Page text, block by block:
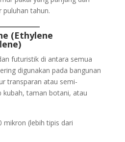
puluhan tahun.
(Ethylene
futuristik di antara semua
digunakan pada bangunan
transparan atau semi-
kubah, taman botani, atau
mikron (lebih tipis dari